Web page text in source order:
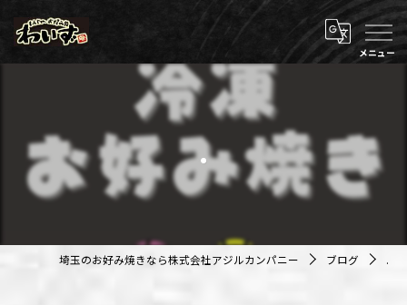
.
埼玉のお好み焼きなら株式会社アジルカンパニー ブログ .